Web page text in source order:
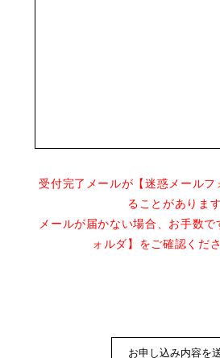
受付完了メールが【迷惑メール
ることがあります
メールが届かない場合、お手数
ォルダ】をご確認くださ